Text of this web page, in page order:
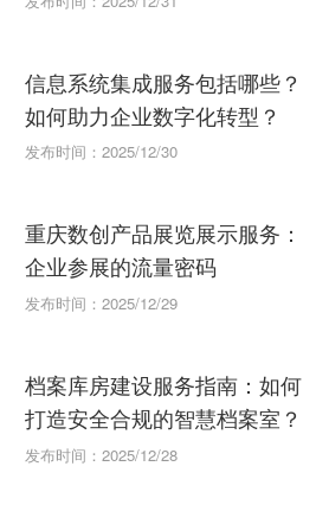
信息系统集成服务包括哪些？
如何助力企业数字化转型？
发布时间：2025/12/30
重庆数创产品展览展示服务：
企业参展的流量密码
发布时间：2025/12/29
档案库房建设服务指南：如何
打造安全合规的智慧档案室？
发布时间：2025/12/28